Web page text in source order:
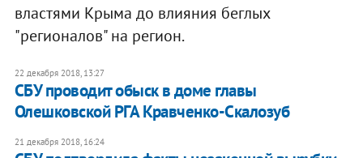
властями Крыма до влияния беглых
"регионалов" на регион.
22 декабря 2018, 13:27
СБУ проводит обыск в доме главы
Олешковской РГА Кравченко-Скалозуб
21 декабря 2018, 16:24